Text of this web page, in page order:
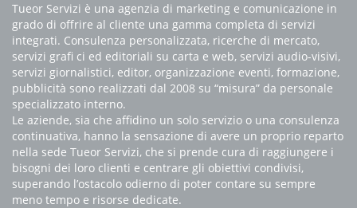
Tueor Servizi è una agenzia di marketing e comunicazione in
grado di offrire al cliente una gamma completa di servizi
integrati. Consulenza personalizzata, ricerche di mercato,
servizi grafi ci ed editoriali su carta e web, servizi audio-visivi,
servizi giornalistici, editor, organizzazione eventi, formazione,
pubblicità sono realizzati dal 2008 su “misura” da personale
specializzato interno.
Le aziende, sia che affidino un solo servizio o una consulenza
continuativa, hanno la sensazione di avere un proprio reparto
nella sede Tueor Servizi, che si prende cura di raggiungere i
bisogni dei loro clienti e centrare gli obiettivi condivisi,
superando l’ostacolo odierno di poter contare su sempre
meno tempo e risorse dedicate.